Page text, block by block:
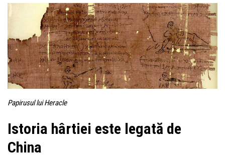
Papirusul lui Heracle
Istoria hârtiei este legată de
China